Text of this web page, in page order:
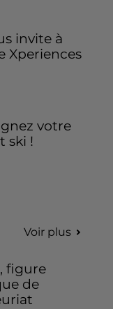
invite à
Xperiences
votre
ski !
Voir plus
figure
de